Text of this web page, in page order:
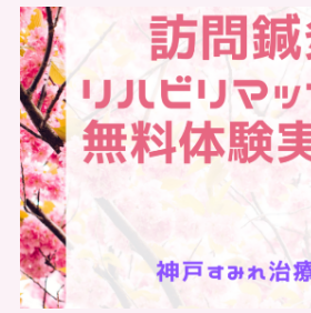
改善しない痛み
用者様から相談されている